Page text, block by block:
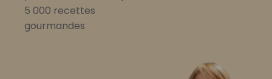
5 000 recettes
gourmandes